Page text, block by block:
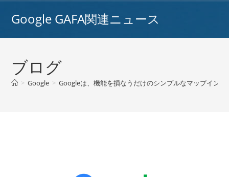
Google GAFA関連ニュース
ブログ
> Google > Googleは、機能を損なうだけのシンプルなマップイン